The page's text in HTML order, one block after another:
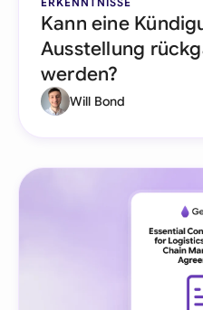
Kann eine
Ausstellung
werden?
Will Bond